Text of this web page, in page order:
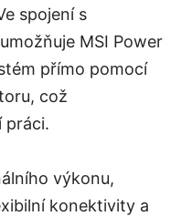
spojení s
MSI Power
přímo pomocí
což
práci.
výkonu,
konektivity a